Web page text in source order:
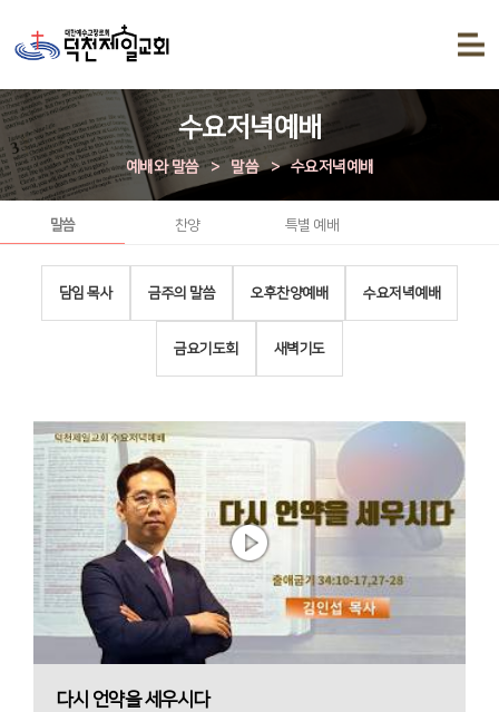
수요저녁예배
예배와 말씀 > 말씀 > 수요저녁예배
말씀 찬양 특별 예배
담임 목사 금주의 말씀 오후찬양예배 수요저녁예배
금요기도회 새벽기도
다시 언약을 세우시다